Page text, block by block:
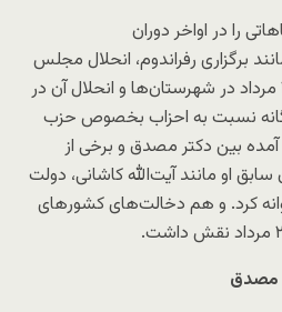
را در اواخر دوران
برگزاری رفراندوم، انحلال مجلس
ملی در ۱۲ مرداد در تهران و ۱۹ مرداد در شهرستان‌ها و انحلال آن در
دوگانه نسبت به احزاب بخصوص حزب
آمده بین دکتر مصدق و برخی از
او مانند آیت‌الله کاشانی، دولت
کرد. و هم دخالت‌های کشورهای
مصدق